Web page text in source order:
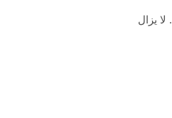
لقد بدأت شركة Apple Intelligence بداية صخرية ، خاصةً عندما يتعلق الأمر بـ Siri. لا يزال